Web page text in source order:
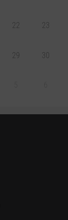
22 23
29 30